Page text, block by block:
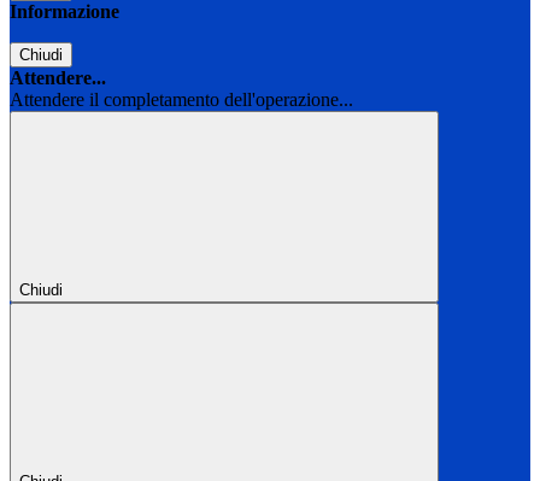
Informazione
Chiudi
Attendere...
Attendere il completamento dell'operazione...
Chiudi